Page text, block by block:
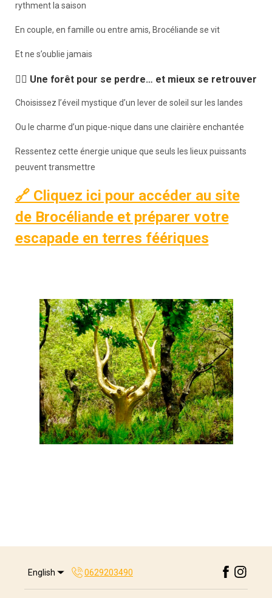
rythment la saison
En couple, en famille ou entre amis, Brocéliande se vit
Et ne s’oublie jamais
🧚‍♀️ Une forêt pour se perdre… et mieux se retrouver
Choisissez l’éveil mystique d’un lever de soleil sur les landes
Ou le charme d’un pique-nique dans une clairière enchantée
Ressentez cette énergie unique que seuls les lieux puissants
peuvent transmettre
🔗 Cliquez ici pour accéder au site
de Brocéliande et préparer votre
escapade en terres féériques
English 0629203490